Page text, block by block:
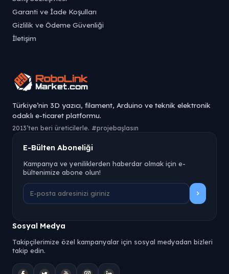
Garanti ve İade Koşulları
Gizlilik ve Ödeme Güvenliği
İletişim
Türkiye’nin 3D yazıcı, filament, Arduino ve teknik elektronik
odaklı e-ticaret platformu.
2013’ten beri üreticilerle. #projebaşlasın
E-Bülten Aboneliği
Kampanya ve yeniliklerden haberdar olmak için e-
bültenimize abone olun!
Sosyal Medya
Takipçilerimize özel kampanyalar için sosyal medyadan bizleri
takip edin.